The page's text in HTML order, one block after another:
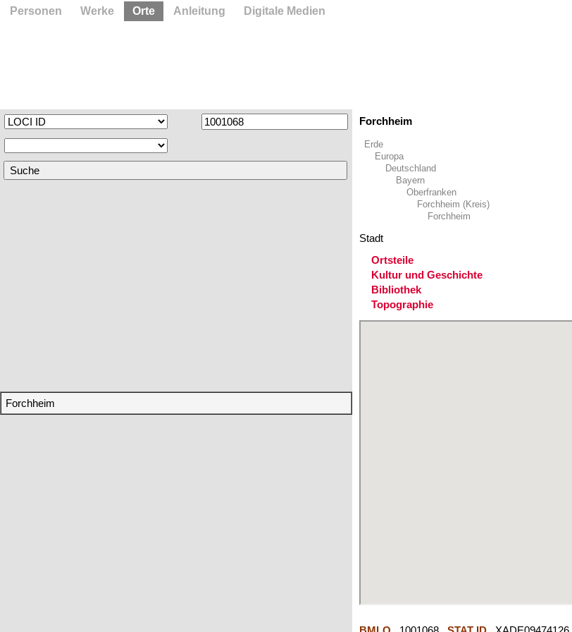
Forchheim
Forchheim
Erde
Europa
Deutschland
Bayern
Oberfranken
Forchheim (Kreis)
Forchheim
Stadt
Ortsteile
Kultur und Geschichte
Bibliothek
Topographie
Personen Werke Orte Anleitung Digitale Medien